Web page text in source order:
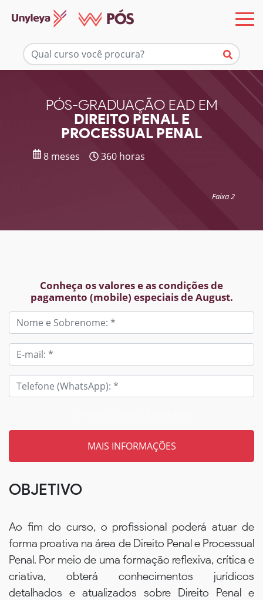
PÓS-GRADUAÇÃO EAD EM
DIREITO PENAL E
PROCESSUAL PENAL
8 meses 360 horas
Faixa 2
Conheça os valores e as condições de
pagamento (mobile) especiais de August.
Mais informações
OBJETIVO
Ao fim do curso, o profissional poderá atuar de
forma proativa na área de Direito Penal e Processual
Penal. Por meio de uma formação reflexiva, crítica e
criativa, obterá conhecimentos jurídicos
detalhados e atualizados sobre Direito Penal e